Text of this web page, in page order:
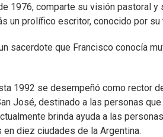
1976, comparte su visión pastoral y
un prolífico escritor, conocido por
sacerdote que Francisco conocía
1992 se desempeñó como rector
José, destinado a las personas
brinda ayuda a las
en diez ciudades de la Argentina.